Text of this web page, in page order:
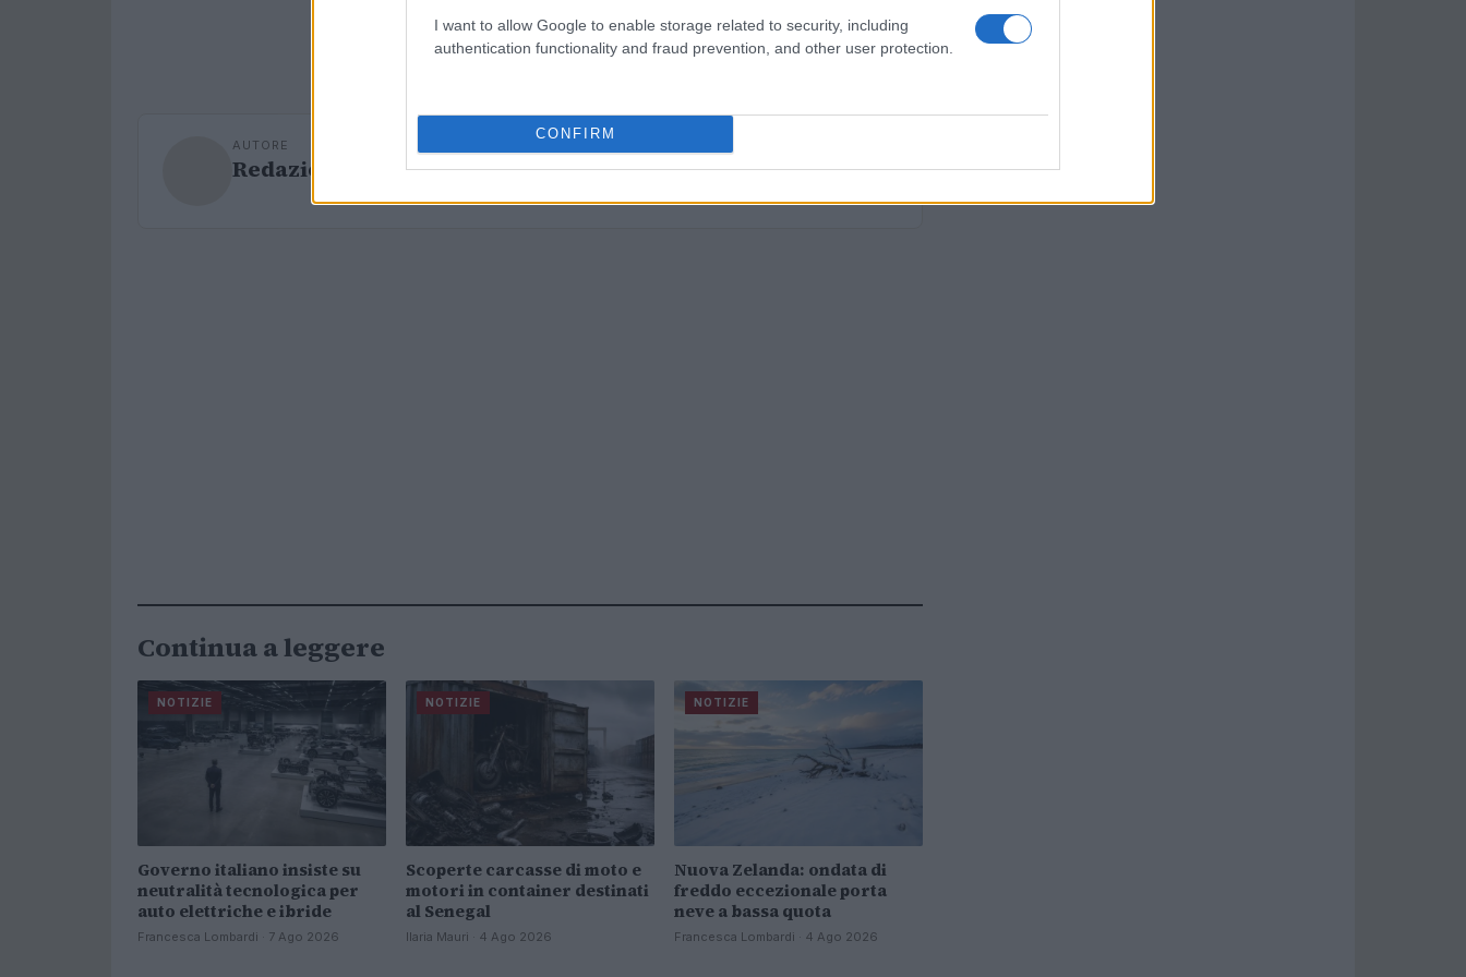
I want to allow Google to enable storage related to security, including
authentication functionality and fraud prevention, and other user protection.
CONFIRM
AUTORE
Redazione Sport Magazine
Continua a leggere
NOTIZIE
Governo italiano insiste su
neutralità tecnologica per
auto elettriche e ibride
Francesca Lombardi · 7 Ago 2026
NOTIZIE
Scoperte carcasse di moto e
motori in container destinati
al Senegal
Ilaria Mauri · 4 Ago 2026
NOTIZIE
Nuova Zelanda: ondata di
freddo eccezionale porta
neve a bassa quota
Francesca Lombardi · 4 Ago 2026